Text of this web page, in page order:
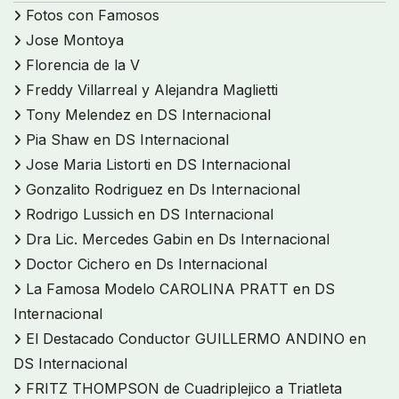
Fotos con Famosos
Jose Montoya
Florencia de la V
Freddy Villarreal y Alejandra Maglietti
Tony Melendez en DS Internacional
Pia Shaw en DS Internacional
Jose Maria Listorti en DS Internacional
Gonzalito Rodriguez en Ds Internacional
Rodrigo Lussich en DS Internacional
Dra Lic. Mercedes Gabin en Ds Internacional
Doctor Cichero en Ds Internacional
La Famosa Modelo CAROLINA PRATT en DS
Internacional
El Destacado Conductor GUILLERMO ANDINO en
DS Internacional
FRITZ THOMPSON de Cuadriplejico a Triatleta